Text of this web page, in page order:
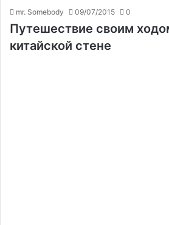
mr. Somebody 09/07/2015 0
Путешествие своим
китайской стене